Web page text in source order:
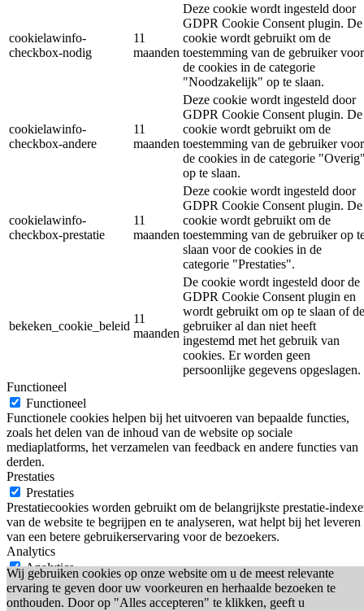
Wij gebruiken cookies op onze website om u de meest relevante
ervaring te geven door uw voorkeuren en herhaalde bezoeken te
onthouden. Door op "Alles accepteren" te klikken, geeft u
cookielawinfo-
checkbox-nodig
11
maanden
Deze cookie wordt ingesteld door
GDPR Cookie Consent plugin. De
cookie wordt gebruikt om de
toestemming van de gebruiker voor
de cookies in de categorie
"Noodzakelijk" op te slaan.
cookielawinfo-
checkbox-andere
11
maanden
Deze cookie wordt ingesteld door
GDPR Cookie Consent plugin. De
cookie wordt gebruikt om de
toestemming van de gebruiker voor
de cookies in de categorie
op te slaan.
cookielawinfo-
checkbox-prestatie
11
maanden
Deze cookie wordt ingesteld door
GDPR Cookie Consent plugin. De
cookie wordt gebruikt om de
toestemming van de gebruiker op
slaan voor de cookies in de
categorie "Prestaties".
bekeken_cookie_beleid
11
maanden
De cookie wordt ingesteld door de
GDPR Cookie Consent plugin en
wordt gebruikt om op te slaan of de
gebruiker al dan niet heeft
ingestemd met het gebruik van
cookies. Er worden geen
persoonlijke gegevens opgeslagen.
Functioneel
Functioneel
Functionele cookies helpen bij het uitvoeren van bepaalde functies,
zoals het delen van de inhoud van de website op sociale
mediaplatforms, het verzamelen van feedback en andere functies van
derden.
Prestaties
Prestaties
Prestatiecookies worden gebruikt om de belangrijkste prestatie-
van de website te begrijpen en te analyseren, wat helpt bij het leveren
van een betere gebruikerservaring voor de bezoekers.
Analytics
Analytics
Analytische cookies worden gebruikt om te begrijpen hoe bezoekers
omgaan met de website. Deze cookies helpen informatie te